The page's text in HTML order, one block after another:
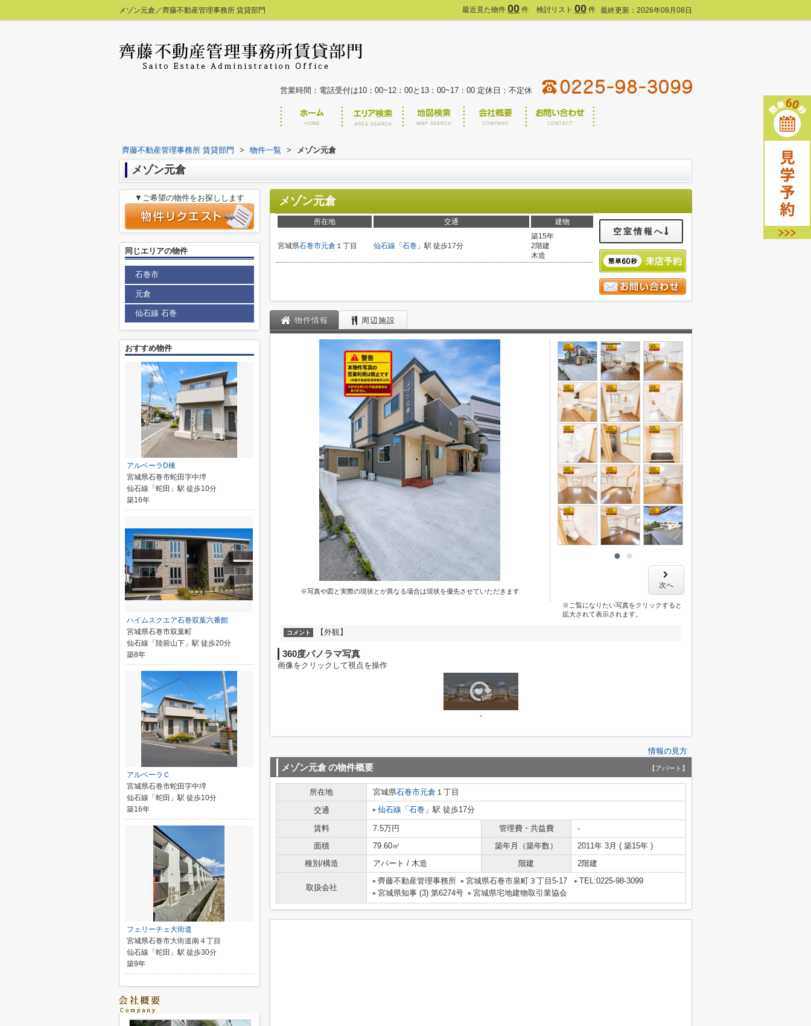
メゾン元倉／齊藤不動産管理事務所 賃貸部門 最近見た物件 00 件 検討リスト 00 件 最終更新：2026年08月08日
営業時間：電話受付は10：00~12：00と13：00~17：00 定休日：不定休
齊藤不動産管理事務所 賃貸部門 > 物件一覧 > メゾン元倉
メゾン元倉
メゾン元倉
所在地 交通 建物
宮城県石巻市元倉 １丁目 仙石線 「 石巻 」駅 徒歩17分
築15年
2階建
木造
空室情報へ
物件情報 周辺施設
※写真や図と実際の現状とが異なる場合は現状を優先させていただきます
次へ
※ご覧になりたい写真をクリックすると
拡大されて表示されます。
コメント 【外観】
360度パノラマ写真
画像をクリックして視点を操作
-
情報の見方
メゾン元倉の物件概要 【アパート】
所在地 宮城県石巻市元倉 １丁目
交通
仙石線 「 石巻 」駅 徒歩17分
賃料 7.5万円 管理費・共益費
-
面積
79.60㎡ 築年月（築年数）
2011年 3月 ( 築15年 )
種別/構造
アパート / 木造 階建 2階建
取扱会社
齊藤不動産管理事務所 宮城県石巻市泉町３丁目5-17
TEL:0225-98-3099
宮城県知事 (3) 第6274号
宮城県宅地建物取引業協会
▼ご希望の物件をお探しします
同じエリアの物件
石巻市
元倉
仙石線 石巻
おすすめ物件
アルベーラD棟
宮城県石巻市蛇田字中埣
仙石線「蛇田」駅 徒歩10分
築16年
ハイムスクエア石巻双葉六番館
宮城県石巻市双葉町
仙石線「陸前山下」駅 徒歩20分
築8年
アルベーラＣ
宮城県石巻市蛇田字中埣
仙石線「蛇田」駅 徒歩10分
築16年
フェリーチェ大街道
宮城県石巻市大街道南４丁目
仙石線「蛇田」駅 徒歩30分
築9年